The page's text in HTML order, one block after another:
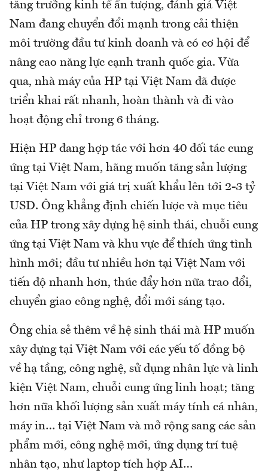
tăng trưởng kinh tế ấn tượng, đánh giá Việt
Nam đang chuyển đổi mạnh trong cải thiện
môi trường đầu tư kinh doanh và có cơ hội để
nâng cao năng lực cạnh tranh quốc gia. Vừa
qua, nhà máy của HP tại Việt Nam đã được
triển khai rất nhanh, hoàn thành và đi vào
hoạt động chỉ trong 6 tháng.
Hiện HP đang hợp tác với hơn 40 đối tác cung
ứng tại Việt Nam, hãng muốn tăng sản lượng
tại Việt Nam với giá trị xuất khẩu lên tới 2-3 tỷ
USD. Ông khẳng định chiến lược và mục tiêu
của HP trong xây dựng hệ sinh thái, chuỗi cung
ứng tại Việt Nam và khu vực để thích ứng tình
hình mới; đầu tư nhiều hơn tại Việt Nam với
tiến độ nhanh hơn, thúc đẩy hơn nữa trao đổi,
chuyển giao công nghệ, đổi mới sáng tạo.
Ông chia sẻ thêm về hệ sinh thái mà HP muốn
xây dựng tại Việt Nam với các yếu tố đồng bộ
về hạ tầng, công nghệ, sử dụng nhân lực và linh
kiện Việt Nam, chuỗi cung ứng linh hoạt; tăng
hơn nữa khối lượng sản xuất máy tính cá nhân,
máy in… tại Việt Nam và mở rộng sang các sản
phẩm mới, công nghệ mới, ứng dụng trí tuệ
nhân tạo, như laptop tích hợp AI…